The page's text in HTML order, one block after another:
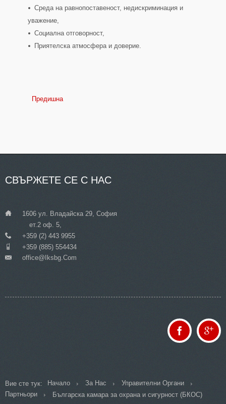
Среда на равнопоставеност, недискриминация и
уважение,
Социална отговорност,
Приятелска атмосфера и доверие.
Предишна
СВЪРЖЕТЕ СЕ С НАС
1606 ул. Владайска 29, София
ет.2 оф. 5,
+359 (2) 443 9955
+359 (885) 554434
Office@iksbg.com
Вие сте тук: Начало За Нас
Управителни Органи
Партньори
Българска камара за охрана и сигурност (БКОС)